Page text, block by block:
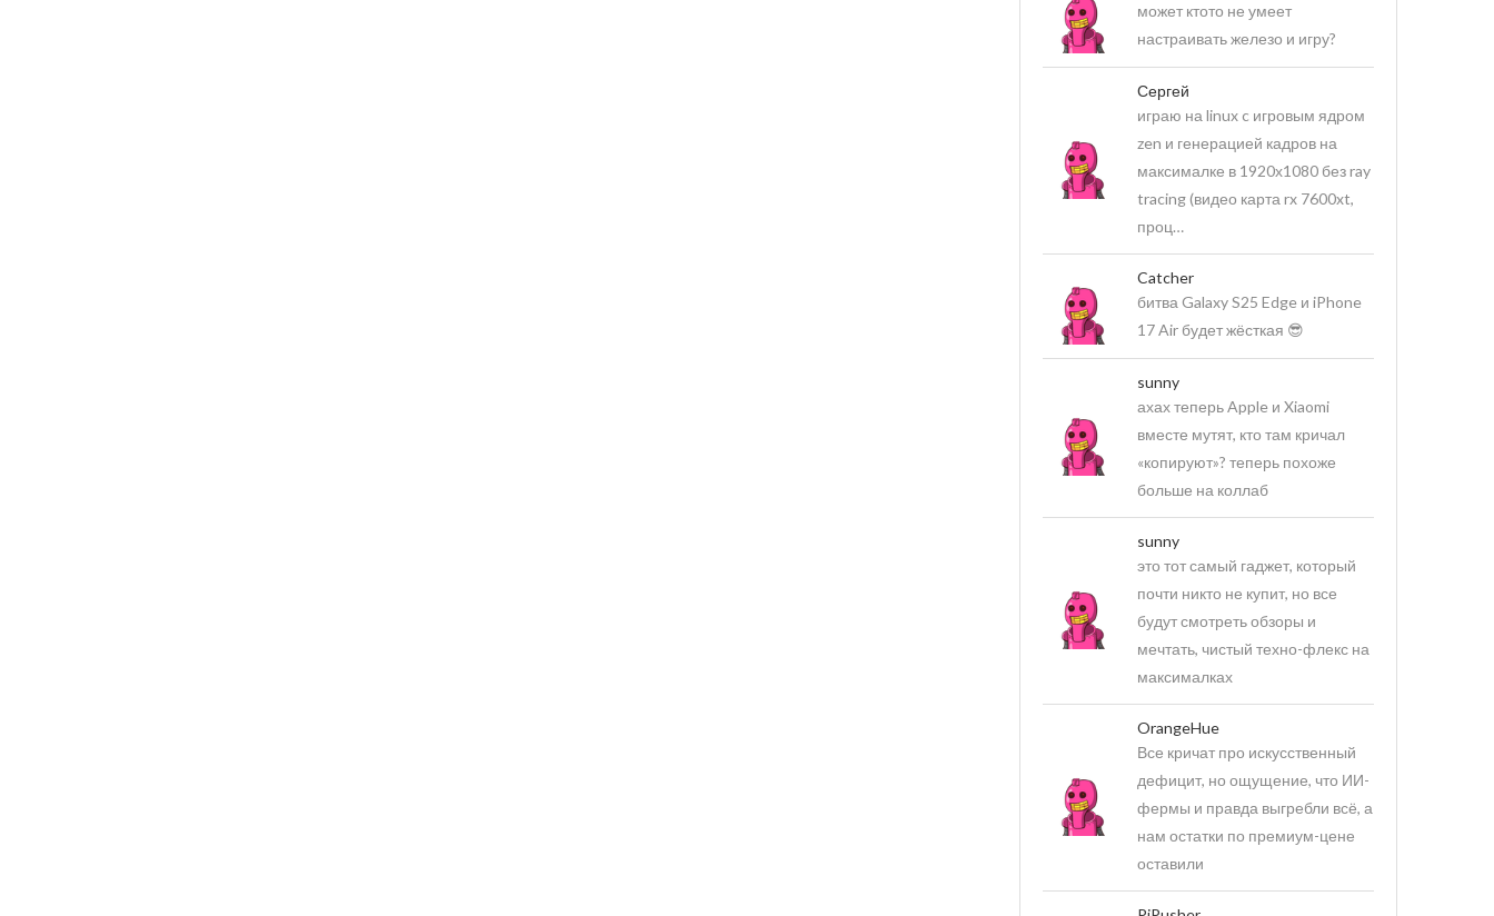
может ктото не умеет
настраивать железо и игру?
Сергей
играю на linux c игровым ядром
zen и генерацией кадров на
максималке в 1920х1080 без ray
tracing (видео карта rx 7600xt,
проц…
Catcher
битва Galaxy S25 Edge и iPhone
17 Air будет жёсткая 😎
sunny
ахах теперь Apple и Xiaomi
вместе мутят, кто там кричал
«копируют»? теперь похоже
больше на коллаб
sunny
это тот самый гаджет, который
почти никто не купит, но все
будут смотреть обзоры и
мечтать, чистый техно-флекс на
максималках
OrangeHue
Все кричат про искусственный
дефицит, но ощущение, что ИИ-
фермы и правда выгребли всё, а
нам остатки по премиум-цене
оставили